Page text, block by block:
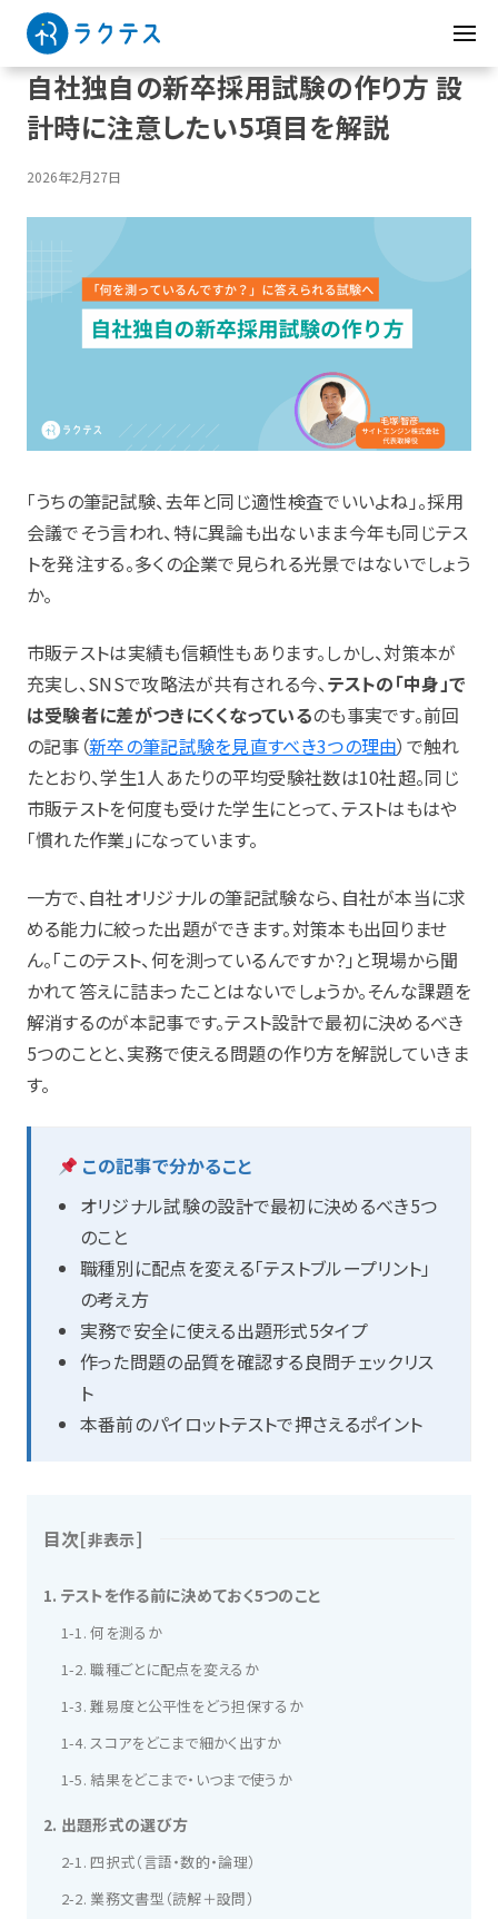
自社独自の新卒採用試験の作り方 設
計時に注意したい5項目を解説
2026年2月27日
「うちの筆記試験、去年と同じ適性検査でいいよね」。採用
会議でそう言われ、特に異論も出ないまま今年も同じテス
トを発注する。多くの企業で見られる光景ではないでしょう
か。
市販テストは実績も信頼性もあります。しかし、対策本が
充実し、SNSで攻略法が共有される今、テストの「中身」で
は受験者に差がつきにくくなっているのも事実です。前回
の記事（新卒の筆記試験を見直すべき3つの理由）で触れ
たとおり、学生1人あたりの平均受験社数は10社超。同じ
市販テストを何度も受けた学生にとって、テストはもはや
「慣れた作業」になっています。
一方で、自社オリジナルの筆記試験なら、自社が本当に求
める能力に絞った出題ができます。対策本も出回りませ
ん。「このテスト、何を測っているんですか？」と現場から聞
かれて答えに詰まったことはないでしょうか。そんな課題を
解消するのが本記事です。テスト設計で最初に決めるべき
5つのことと、実務で使える問題の作り方を解説していきま
す。
この記事で分かること
オリジナル試験の設計で最初に決めるべき5つ
のこと
職種別に配点を変える「テストブループリント」
の考え方
実務で安全に使える出題形式5タイプ
作った問題の品質を確認する良問チェックリス
ト
本番前のパイロットテストで押さえるポイント
目次[非表示]
1. テストを作る前に決めておく5つのこと
1-1. 何を測るか
1-2. 職種ごとに配点を変えるか
1-3. 難易度と公平性をどう担保するか
1-4. スコアをどこまで細かく出すか
1-5. 結果をどこまで・いつまで使うか
2. 出題形式の選び方
2-1. 四択式（言語・数的・論理）
2-2. 業務文書型（読解＋設問）